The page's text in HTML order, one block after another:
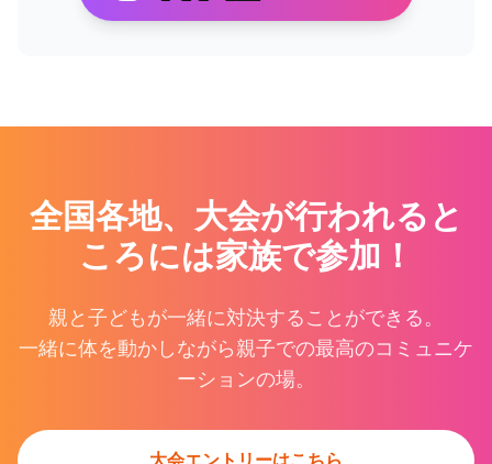
全国各地、大会が行われると
ころには家族で参加！
親と子どもが一緒に対決することができる。
一緒に体を動かしながら親子での最高のコミュニケ
ーションの場。
大会エントリーはこちら